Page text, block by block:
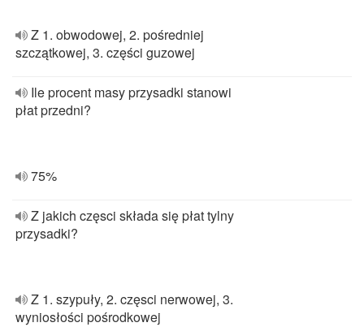
Z 1. obwodowej, 2. pośredniej
szczątkowej, 3. części guzowej
Ile procent masy przysadki stanowi
płat przedni?
75%
Z jakich częsci składa się płat tylny
przysadki?
Z 1. szypuły, 2. częsci nerwowej, 3.
wyniosłości pośrodkowej